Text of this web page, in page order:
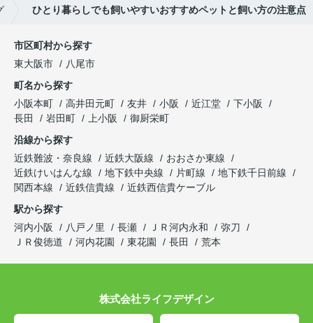
ひとり暮らしでも飼いやすいおすすめペットと飼い方の注意点
市区町村から探す
東大阪市
八尾市
町名から探す
小阪本町
高井田元町 友井 小阪 近江堂
下小阪
長田
岩田町 上小阪
御厨栄町
沿線から探す
近鉄難波・奈良線
近鉄大阪線
おおさか東線
近鉄けいはんな線
地下鉄中央線 片町線
地下鉄千日前線
関西本線
近鉄信貴線
近鉄西信貴ケーブル
駅から探す
河内小阪
八戸ノ里 長瀬 ＪＲ河内永和
弥刀
ＪＲ俊徳道
河内花園 東花園 長田 荒本
株式会社ライフデザイン